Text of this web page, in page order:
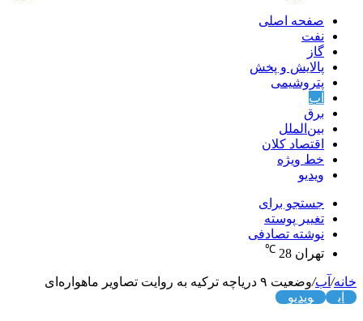
صفحه اصلی
نفت
گاز
پالایش و پخش
پتروشیمی
آب
برق
بین‌الملل
اقتصاد کلان
خط ویژه
ویدیو
جستجو برای
تغییر پوسته
نوشته تصادفی
تهران 28
℃
خانه/ آب/وضعیت ۹ دریاچه ترکیه به روایت تصاویر ماهواره‌ای
آب
ویدیو